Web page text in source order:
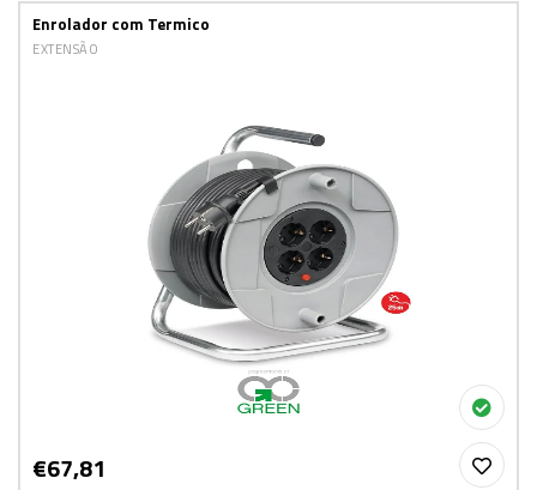
Enrolador com Termico
EXTENSÃO
€67,81